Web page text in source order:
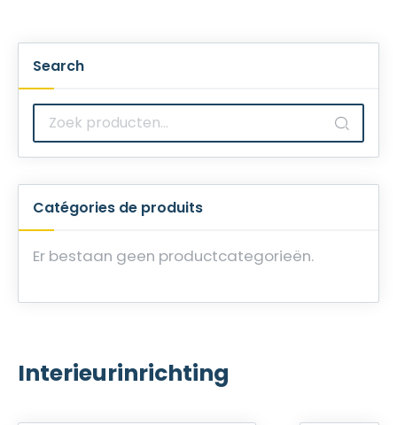
Search
Zoeken
naar:
Catégories de produits
Er bestaan geen productcategorieën.
Interieurinrichting